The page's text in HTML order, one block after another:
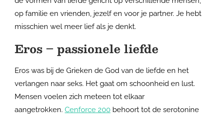
op familie en vrienden, jezelf en voor je partner. Je hebt
misschien wel meer lief als je denkt.
Eros – passionele liefde
Eros was bij de Grieken de God van de liefde en het
verlangen naar seks. Het gaat om schoonheid en lust.
Mensen voelen zich meteen tot elkaar
aangetrokken. Cenforce 200 behoort tot de serotonine